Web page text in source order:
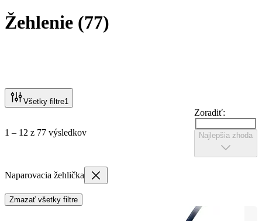
Žehlenie (77)
Všetky filtre1
1 – 12 z 77 výsledkov
Zoradiť:
Najlepšia zhoda
Naparovacia žehlička
Zmazať všetky filtre